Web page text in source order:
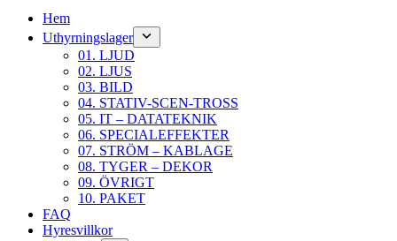
Hem
Uthyrningslager
01. LJUD
02. LJUS
03. BILD
04. STATIV-SCEN-TROSS
05. IT – DATATEKNIK
06. SPECIALEFFEKTER
07. STRÖM – KABLAGE
08. TYGER – DEKOR
09. ÖVRIGT
10. PAKET
FAQ
Hyresvillkor